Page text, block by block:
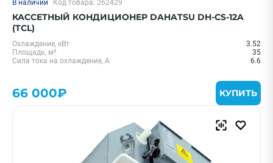
В наличии Код товара: 262429
КАССЕТНЫЙ КОНДИЦИОНЕР DAHATSU DH-CS-12A
(TCL)
Охлаждение, кВт
3.52
Площадь, м²
35
Сила тока на охлаждение, А
6.6
66 000₽ КУПИТЬ